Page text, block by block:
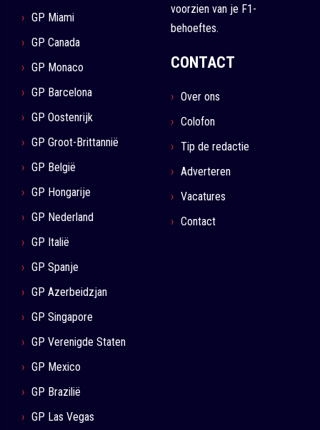
GP Miami
GP Canada
GP Monaco
GP Barcelona
GP Oostenrijk
GP Groot-Brittannië
GP België
GP Hongarije
GP Nederland
GP Italië
GP Spanje
GP Azerbeidzjan
GP Singapore
GP Verenigde Staten
GP Mexico
GP Brazilië
GP Las Vegas
voorzien van je F1-
behoeftes.
CONTACT
Over ons
Colofon
Tip de redactie
Adverteren
Vacatures
Contact